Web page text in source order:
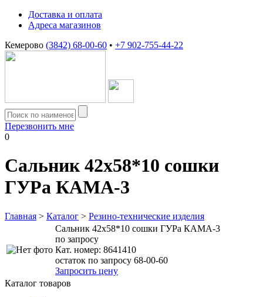
Доставка и оплата
Адреса магазинов
Кемерово (3842) 68-00-60 • +7 902-755-44-22
Перезвонить мне
0
Сальник 42х58*10 сошки
ГУРа КАМА-3
Главная > Каталог > Резино-технические изделия
Сальник 42х58*10 сошки ГУРа КАМА-3
по запросу
Кат. номер: 8641410
остаток по запросу 68-00-60
Запросить цену
Каталог товаров